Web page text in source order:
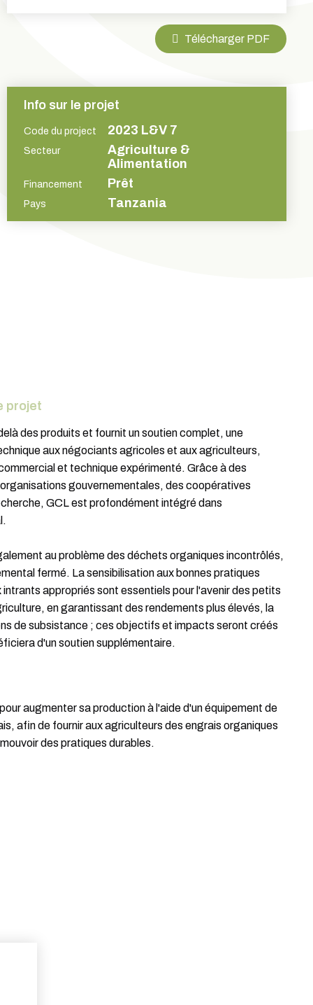
Télécharger PDF
Info sur le projet
Code du project 2023 L&V 7
Secteur
Agriculture &
Alimentation
Financement Prêt
Pays Tanzania
projet
des produits et fournit un soutien complet, une
aux négociants agricoles et aux agriculteurs,
et technique expérimenté. Grâce à des
gouvernementales, des coopératives
GCL est profondément intégré dans
au problème des déchets organiques incontrôlés,
fermé. La sensibilisation aux bonnes pratiques
appropriés sont essentiels pour l'avenir des petits
en garantissant des rendements plus élevés, la
de subsistance ; ces objectifs et impacts seront créés
d'un soutien supplémentaire.
augmenter sa production à l'aide d'un équipement de
afin de fournir aux agriculteurs des engrais organiques
des pratiques durables.